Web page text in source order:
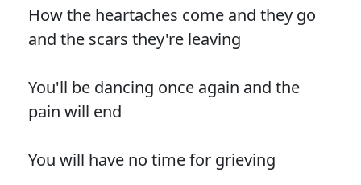
How the heartaches come and they go
and the scars they're leaving
You'll be dancing once again and the
pain will end
You will have no time for grieving